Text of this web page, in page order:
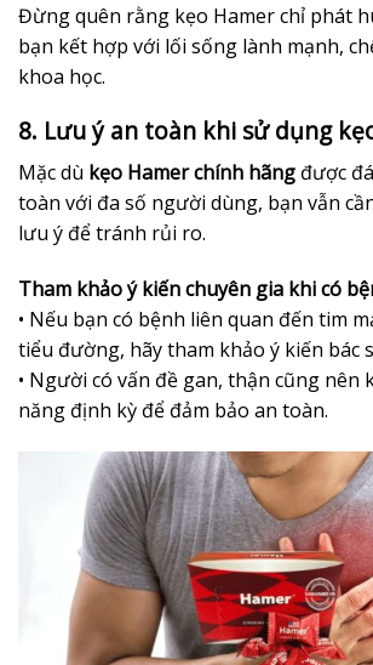
Đừng quên rằng kẹo Hamer chỉ phát
bạn kết hợp với lối sống lành mạnh,
khoa học.
8. Lưu ý an toàn khi sử dụng
Mặc dù kẹo Hamer chính hãng được
toàn với đa số người dùng, bạn vẫn
lưu ý để tránh rủi ro.
Tham khảo ý kiến chuyên gia khi có
• Nếu bạn có bệnh liên quan đến tim
tiểu đường, hãy tham khảo ý kiến bác
• Người có vấn đề gan, thận cũng nên
năng định kỳ để đảm bảo an toàn.